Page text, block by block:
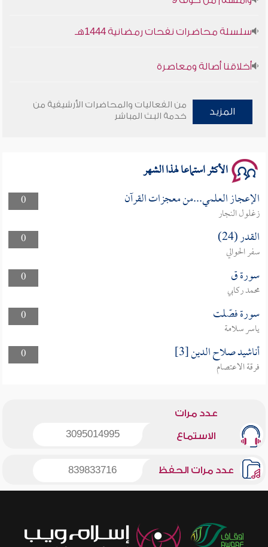
سلسلة محاضرات نفحات رمضانية 1444هـ
المزيد
من الفعاليات والمحاضرات الأرشيفية من
خدمة البث المباشر
الأكثر استماعا لهذا الشهر
0 الإعجاز العلمي...من معجزات القرآن
زغلول النجار
0
القدر (24)
سفر الحوالي
0
سورة ق
محمد ركابي
0
سورة فصّلت
ياسر سلامة
0
أناشيد صلاح الدين [3]
فرقة الاعتصام
عدد مرات
الاستماع 3095014995
عدد مرات الحفظ 839833716